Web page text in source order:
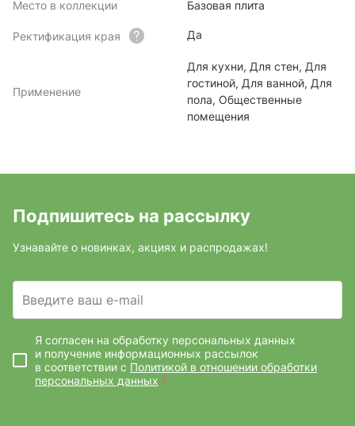
Место в коллекции Базовая плита
Ректификация края Да
Применение
Для кухни, Для стен, Для
гостиной, Для ванной, Для
пола, Общественные
помещения
Подпишитесь на рассылку
Узнавайте о новинках, акциях и распродажах!
Введите ваш e-mail
Я согласен на обработку персональных данных
и получение информационных рассылок
в соответствии с Политикой в отношении обработки
персональных данных *